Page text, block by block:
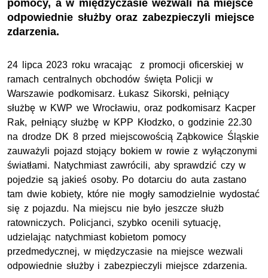
pomocy, a w międzyczasie wezwali na miejsce
odpowiednie służby oraz zabezpieczyli miejsce
zdarzenia.
24 lipca 2023 roku wracając z promocji oficerskiej w
ramach centralnych obchodów święta Policji w
Warszawie podkomisarz. Łukasz Sikorski, pełniący
służbę w KWP we Wrocławiu, oraz podkomisarz Kacper
Rak, pełniący służbę w KPP Kłodzko, o godzinie 22.30
na drodze DK 8 przed miejscowością Ząbkowice Śląskie
zauważyli pojazd stojący bokiem w rowie z wyłączonymi
światłami. Natychmiast zawrócili, aby sprawdzić czy w
pojedzie są jakieś osoby. Po dotarciu do auta zastano
tam dwie kobiety, które nie mogły samodzielnie wydostać
się z pojazdu. Na miejscu nie było jeszcze służb
ratowniczych. Policjanci, szybko ocenili sytuację,
udzielając natychmiast kobietom pomocy
przedmedycznej, w międzyczasie na miejsce wezwali
odpowiednie służby i zabezpieczyli miejsce zdarzenia.